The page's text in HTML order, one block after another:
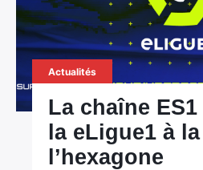
Actualités
La chaîne
la eLigue1 à
l’hexagone